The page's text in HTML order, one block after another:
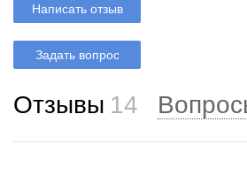
Написать отзыв
Задать вопрос
Отзывы 14